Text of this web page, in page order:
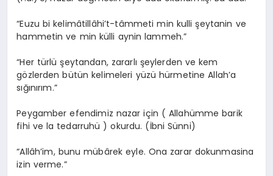
“Euzu bi kelimâtillâhi’t-tâmmeti min kulli şeytanin ve
hammetin ve min külli aynin lammeh.”
“Her türlü şeytandan, zararlı şeylerden ve kem
gözlerden bütün kelimeleri yüzü hürmetine Allah’a
sığınırım.”
Peygamber efendimiz nazar için ( Allahümme barik
fihi ve la tedarruhü ) okurdu. (İbni Sünni)
“Allâh’im, bunu mübârek eyle. Ona zarar dokunmasina
izin verme.”